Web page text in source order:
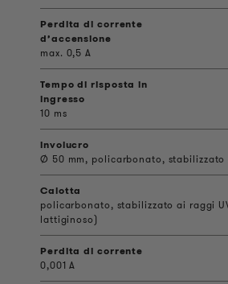
Perdita di corrente
d’accensione
max. 0,5 A
Tempo di risposta in
ingresso
10 ms
involucro
Ø 50 mm, policarbonato, stabilizzato
Calotta
policarbonato, stabilizzato ai raggi
lattiginoso)
Perdita di corrente
0,001 A